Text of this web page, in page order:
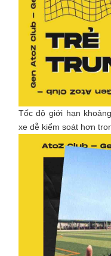
Tốc độ giới hạn
xe dễ kiểm soát hơn